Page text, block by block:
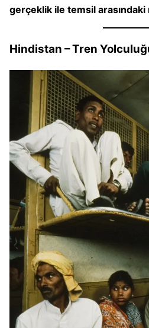
gerçeklik ile temsil arasındaki
Hindistan – Tren